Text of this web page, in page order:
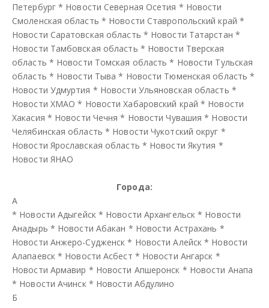
Петербург* Новости Северная Осетия * Новости
Смоленская область * Новости Ставропольский край *
Новости Саратовская область * Новости Татарстан *
Новости Тамбовская область * Новости Тверская
область * Новости Томская область * Новости Тульская
область * Новости Тыва * Новости Тюменская область *
Новости Удмуртия * Новости Ульяновская область *
Новости ХМАО * Новости Хабаровский край * Новости
Хакасия * Новости Чечня * Новости Чувашия * Новости
Челябинская область * Новости Чукотский округ *
Новости Ярославская область * Новости Якутия *
Новости ЯНАО
Города:
А
* Новости Адыгейск * Новости Архангельск * Новости
Анадырь * Новости Абакан * Новости Астрахань *
Новости Анжеро-Судженск * Новости Алейск * Новости
Алапаевск * Новости Асбест * Новости Ангарск *
Новости Армавир * Новости Апшеронск * Новости Анапа
* Новости Ачинск * Новости Абдулино
Б